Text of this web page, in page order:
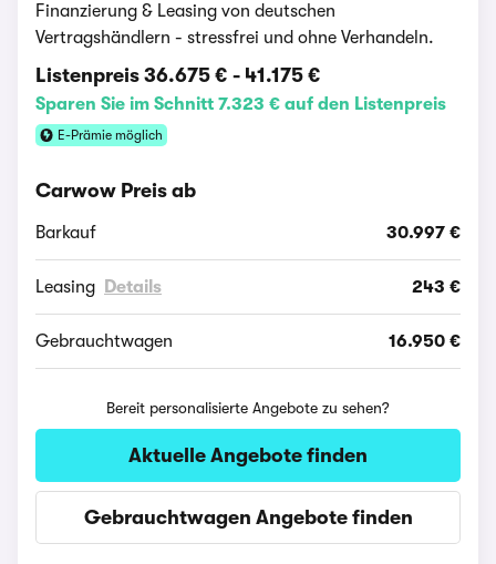
Finanzierung & Leasing von deutschen
Vertragshändlern - stressfrei und ohne Verhandeln.
Listenpreis 36.675 € - 41.175 €
Sparen Sie im Schnitt 7.323 € auf den Listenpreis
E-Prämie möglich
Carwow Preis ab
Barkauf 30.997 €
Leasing Details 243 €
Gebrauchtwagen 16.950 €
Bereit personalisierte Angebote zu sehen?
Aktuelle Angebote finden
Gebrauchtwagen Angebote finden